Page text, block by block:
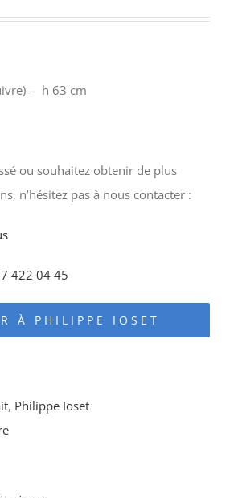
– h 63 cm
ou souhaitez obtenir de plus
n’hésitez pas à nous contacter :
422 04 45
À PHILIPPE IOSET
, Philippe Ioset